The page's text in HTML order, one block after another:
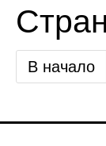
В начало